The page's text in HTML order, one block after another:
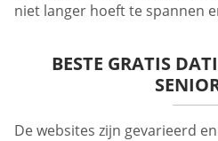
niet langer hoeft te spannen
BESTE GRATIS
De websites zijn gevarieerd